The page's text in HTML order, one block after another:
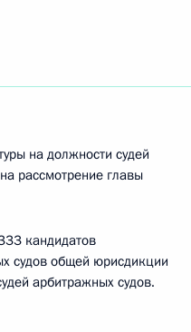
на должности судей
рассмотрение главы
кандидатов
судов общей юрисдикции
арбитражных судов.